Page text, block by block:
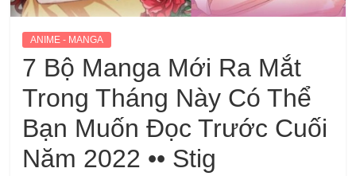
ANIME - MANGA
7 Bộ Manga Mới Ra Mắt
Trong Tháng Này Có Thể
Bạn Muốn Đọc Trước Cuối
Năm 2022 •• Stig